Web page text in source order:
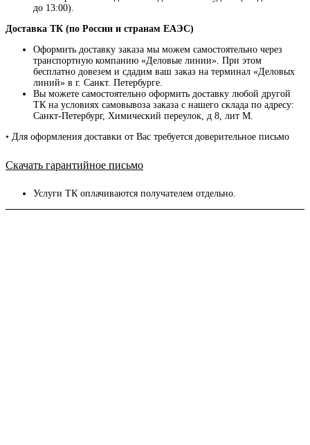
до 13:00).
Доставка ТК (по России и странам ЕАЭС)
Оформить доставку заказа мы можем самостоятельно через
транспортную компанию «Деловые линии». При этом
бесплатно довезем и сдадим ваш заказ на терминал «Деловых
линий» в г. Санкт. Петербурге.
Вы можете самостоятельно оформить доставку любой другой
ТК на условиях самовывоза заказа с нашего склада по адресу:
Санкт-Петербург, Химический переулок, д 8, лит М.
• Для оформления доставки от Вас требуется доверительное письмо
Скачать гарантийное письмо
Услуги ТК оплачиваются получателем отдельно.